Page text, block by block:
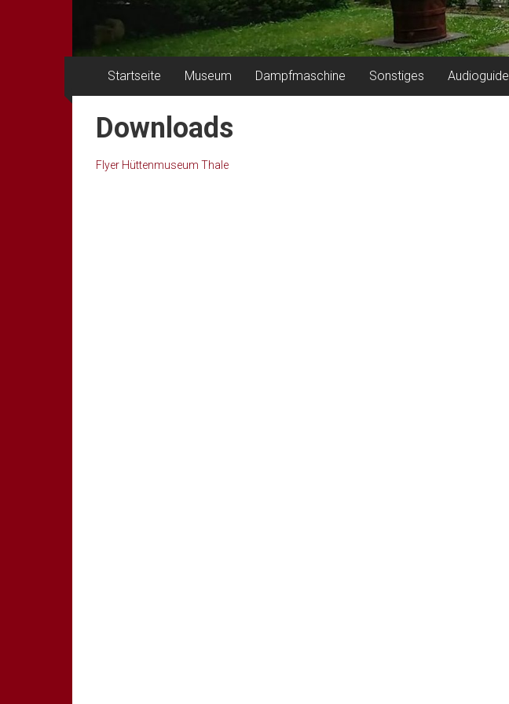
Startseite Museum Dampfmaschine Sonstiges Audioguide
Downloads
Flyer Hüttenmuseum Thale